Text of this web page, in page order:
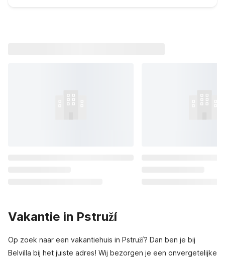
Vakantie in Pstruží
Op zoek naar een vakantiehuis in Pstruží? Dan ben je bij
Belvilla bij het juiste adres! Wij bezorgen je een onvergetelijke